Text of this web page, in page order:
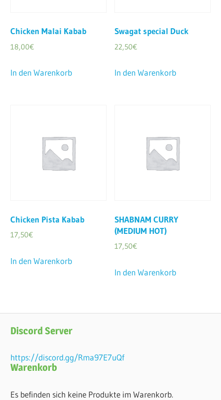
Chicken Malai Kabab
18,00€
In den Warenkorb
Swagat special Duck
22,50€
In den Warenkorb
Chicken Pista Kabab
17,50€
In den Warenkorb
SHABNAM CURRY
(MEDIUM HOT)
17,50€
In den Warenkorb
Discord Server
https://discord.gg/Rma97E7uQf
Warenkorb
Es befinden sich keine Produkte im Warenkorb.